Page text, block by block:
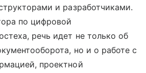
и разработчиками.
по цифровой
речь идет не только об
но и о работе с
проектной